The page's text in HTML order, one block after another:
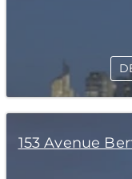
153 Avenue